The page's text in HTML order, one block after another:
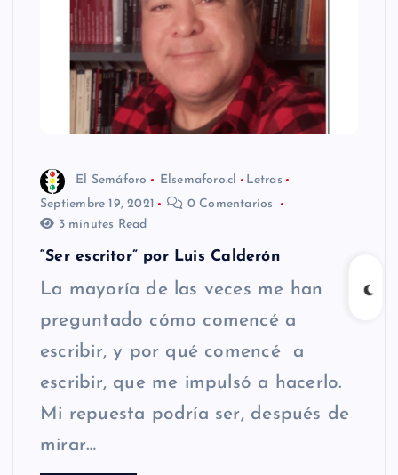
El Semáforo Elsemaforo.cl
Letras
Septiembre 19, 2021
0 Comentarios
3 minutes Read
“Ser escritor” por Luis Calderón
La mayoría de las veces me han
preguntado cómo comencé a
escribir, y por qué comencé a
escribir, que me impulsó a hacerlo.
Mi repuesta podría ser, después de
mirar…